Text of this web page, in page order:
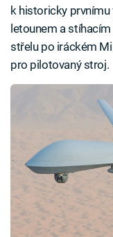
k historicky
letounem a
střelu po iráckém
pro pilotovaný stroj.